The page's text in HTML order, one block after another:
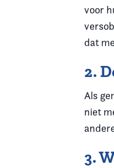
voor
dat
2.
Als
niet
3.